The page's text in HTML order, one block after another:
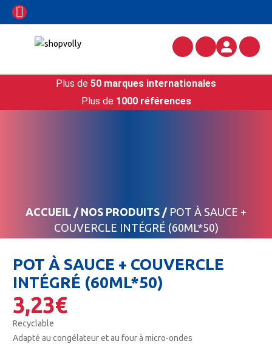
Plus de 50 marques internationales
Plus de 1000 références
ACCUEIL / NOS PRODUITS / POT À SAUCE +
COUVERCLE INTÉGRÉ (60ML*50)
POT À SAUCE + COUVERCLE
INTÉGRÉ (60ML*50)
3,23€
Recyclable
Adapté au congélateur et au four à micro-ondes